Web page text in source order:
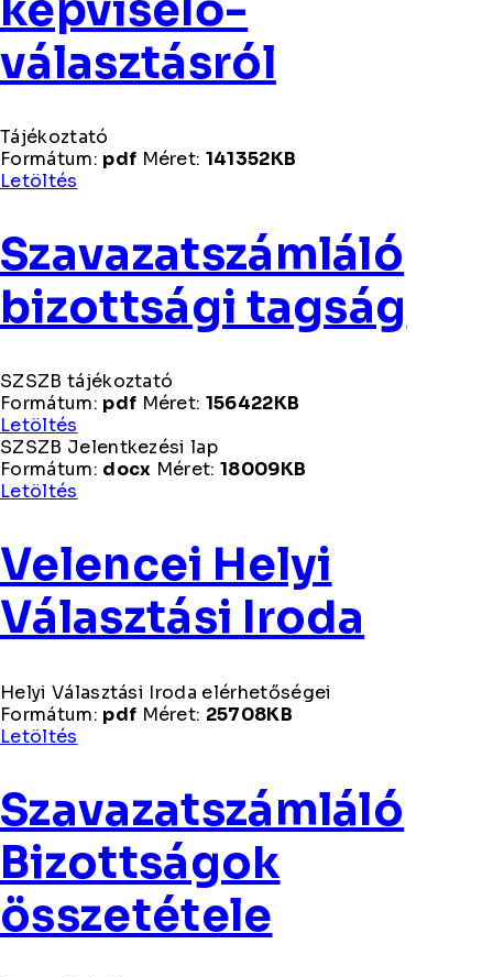
választásról
Tájékoztató
Formátum: pdf Méret: 141352KB
Letöltés
Szavazatszámláló
bizottsági tagság
SZSZB tájékoztató
Formátum: pdf Méret: 156422KB
Letöltés
tájékoztató
SZSZB Jelentkezési lap
Formátum: docx Méret:18009KB
Letöltés
Velencei Helyi
Választási Iroda
Helyi Választási Iroda elérhetőségei
Formátum: pdf Méret: 25708KB
Letöltés
elérhetőségei
Szavazatszámláló
Bizottságok
összetétele